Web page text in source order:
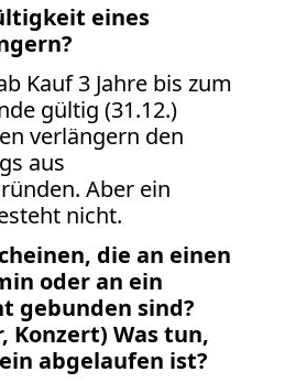
eines
Kauf 3 Jahre bis zum
gültig (31.12.)
verlängern den
aus
Aber ein
nicht.
die an einen
oder an ein
gebunden sind?
Konzert) Was tun,
abgelaufen ist?